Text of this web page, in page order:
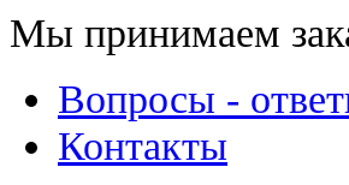
Мы принимаем
Вопросы -
Контакты